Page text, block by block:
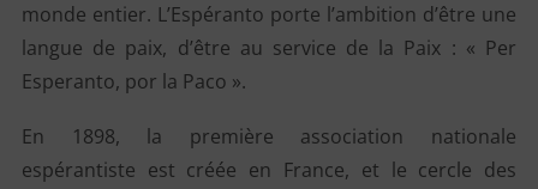
monde entier. L’Espéranto porte l’ambition d’être une
langue de paix, d’être au service de la Paix : « Per
Esperanto, por la Paco ».
En 1898, la première association nationale
espérantiste est créée en France, et le cercle des